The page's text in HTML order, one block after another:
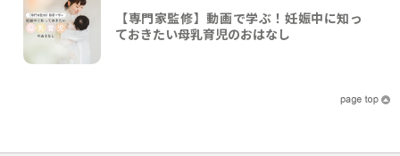
【専門家監修】動画で学ぶ！妊娠中に知っ
ておきたい母乳育児のおはなし